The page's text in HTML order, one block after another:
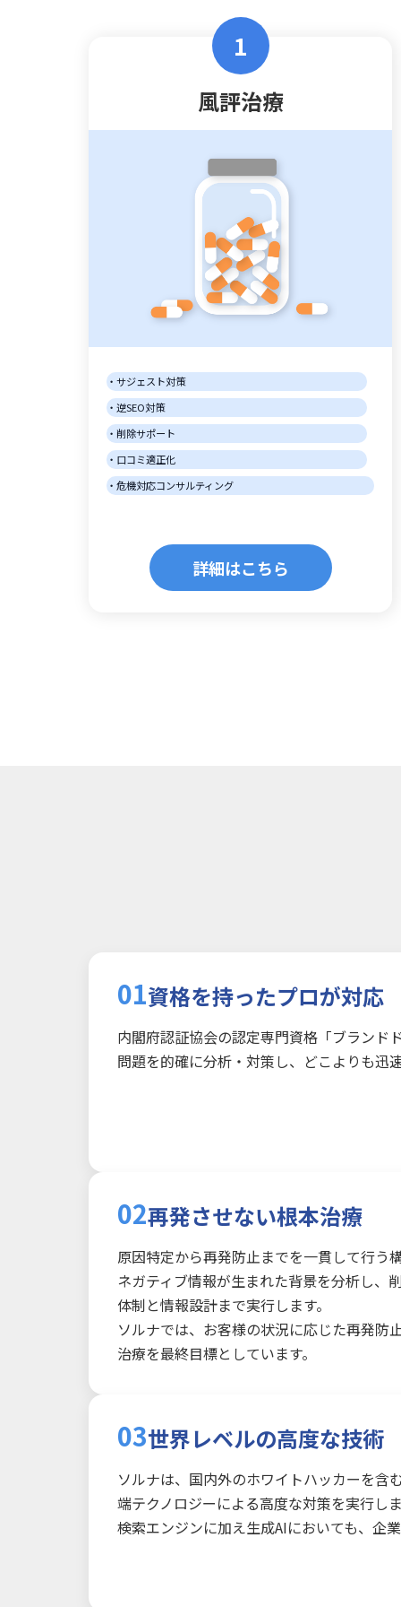
1
風評治療
サジェスト対策
逆SEO対策
削除サポート
口コミ適正化
危機対応コンサルティング
詳細はこちら
01資格を持ったプロが対応
内閣府認証協会の認定専門資格「ブランド
問題を的確に分析・対策し、どこよりも迅
02再発させない根本治療
原因特定から再発防止までを一貫して行う
ネガティブ情報が生まれた背景を分析し、
体制と情報設計まで実行します。
ソルナでは、お客様の状況に応じた再発防
治療を最終目標としています。
03世界レベルの高度な技術
ソルナは、国内外のホワイトハッカーを含
端テクノロジーによる高度な対策を実行し
検索エンジンに加え生成AIにおいても、企